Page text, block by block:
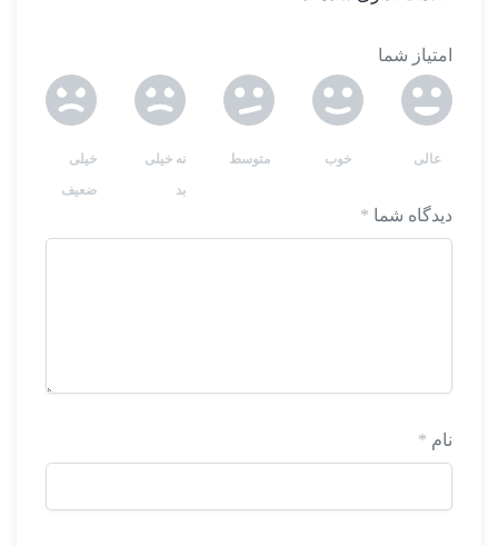
امتیاز شما
خیلی
ضعیف
نه خیلی
بد
متوسط خوب عالی
دیدگاه شما *
نام *